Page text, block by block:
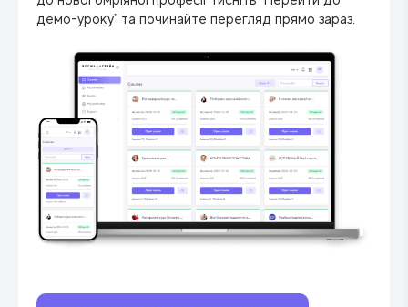
демо-уроку" та починайте перегляд прямо зараз.